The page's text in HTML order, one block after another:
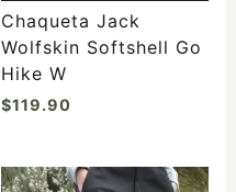
la
página
de
Chaqueta Jack
Wolfskin Softshell Go
Hike W
$119.90
Este